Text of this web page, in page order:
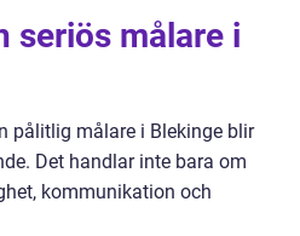
seriös målare i
pålitlig målare i Blekinge blir
Det handlar inte bara om
kommunikation och